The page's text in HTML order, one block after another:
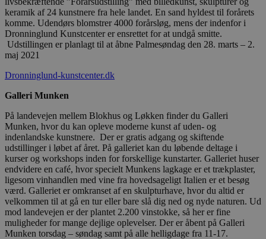
keramik af 24 kunstnere fra hele landet. En sand hyldest til forårets
komme. Udendørs blomstrer 4000 forårsløg, mens der indenfor i
Dronninglund Kunstcenter er ensrettet for at undgå smitte.
Udstillingen er planlagt til at åbne Palmesøndag den 28. marts – 2.
maj 2021
Dronninglund-kunstcenter.dk
Galleri Munken
På landevejen mellem Blokhus og Løkken finder du Galleri
Munken, hvor du kan opleve moderne kunst af uden- og
indenlandske kunstnere. Der er gratis adgang og skiftende
udstillinger i løbet af året. På galleriet kan du løbende deltage i
kurser og workshops inden for forskellige kunstarter. Galleriet huser
endvidere en café, hvor specielt Munkens lagkage er et trækplaster,
ligesom vinhandlen med vine fra hovedsageligt Italien er et besøg
værd. Galleriet er omkranset af en skulpturhave, hvor du altid er
velkommen til at gå en tur eller bare slå dig ned og nyde naturen. Ud
mod landevejen er der plantet 2.200 vinstokke, så her er fine
muligheder for mange dejlige oplevelser. Der er åbent på Galleri
Munken torsdag – søndag samt på alle helligdage fra 11-17.